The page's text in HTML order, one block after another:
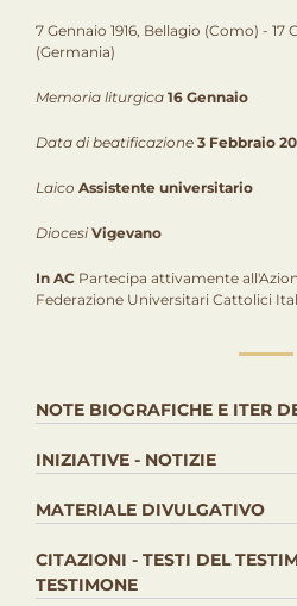
7 Gennaio 1916, Bellagio (Como) - 17
(Germania)
Memoria liturgica 16 Gennaio
Data di beatificazione 3 Febbraio
Laico Assistente universitario
Diocesi Vigevano
In AC Partecipa attivamente
Federazione Universitari Cattolici
NOTE BIOGRAFICHE E ITER
INIZIATIVE - NOTIZIE
MATERIALE DIVULGATIVO
CITAZIONI - TESTI DEL
TESTIMONE